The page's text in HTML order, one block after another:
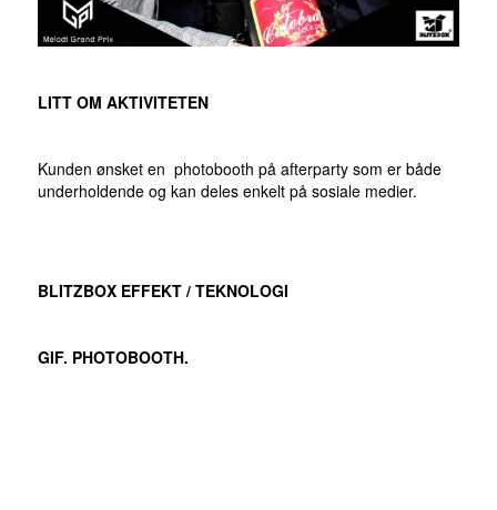
LITT OM AKTIVITETEN
Kunden ønsket en photobooth på afterparty som er både
underholdende og kan deles enkelt på sosiale medier.
BLITZBOX EFFEKT / TEKNOLOGI
GIF. PHOTOBOOTH.